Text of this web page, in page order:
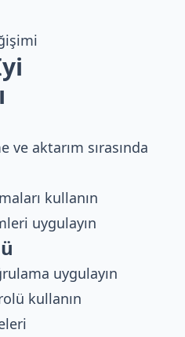
aktarım sırasında
kullanın
uygulayın
uygulayın
kullanın